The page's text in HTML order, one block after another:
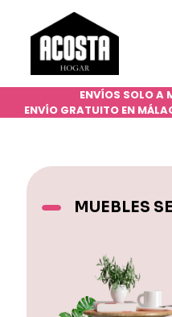
ENVÍOS SOLO A
ENVÍO GRATUITO EN
MUEBLES